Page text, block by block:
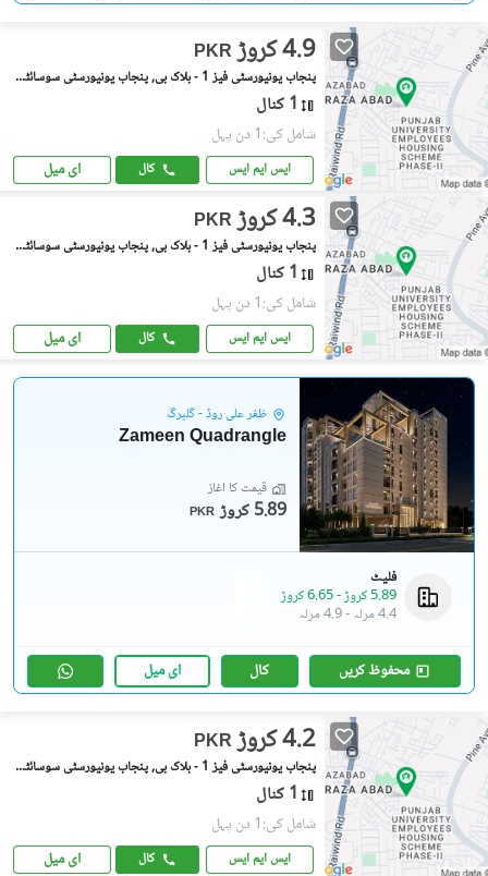
PKR 4.9 کروڑ
پنجاب یونیورسٹی فیز 1 - بلاک بی, پنجاب یونیورسٹی سوسائٹی فیز 1
1 کنال
شامل کی:1 دن پہل
ایس ایم ایس کال ای میل
PKR 4.3 کروڑ
پنجاب یونیورسٹی فیز 1 - بلاک بی, پنجاب یونیورسٹی سوسائٹی فیز 1
1 کنال
شامل کی:1 دن پہل
ایس ایم ایس کال ای میل
ظفر علی روڈ - گلبرگ
Zameen Quadrangle
قیمت کا آغاز
PKR 5.89 کروڑ
فلیٹ
5.89 کروڑ
-6.65 کروڑ
4.4 مرلہ
-4.9 مرلہ
محفوظ کریں کال ای میل
PKR 4.2 کروڑ
پنجاب یونیورسٹی فیز 1 - بلاک بی, پنجاب یونیورسٹی سوسائٹی فیز 1
1 کنال
شامل کی:1 دن پہل
ایس ایم ایس کال ای میل